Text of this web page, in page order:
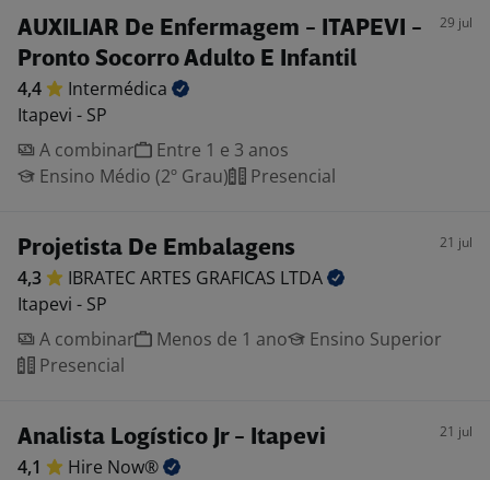
AUXILIAR De Enfermagem - ITAPEVI -
Pronto Socorro Adulto E Infantil
29 jul
4,4
Intermédica
Itapevi - SP
A combinar
Entre 1 e 3 anos
Ensino Médio (2º Grau)
Presencial
Projetista De Embalagens 21 jul
4,3 IBRATEC ARTES GRAFICAS LTDA
Itapevi - SP
A combinar
Menos de 1 ano
Ensino Superior
Presencial
Analista Logístico Jr - Itapevi 21 jul
4,1 Hire Now®